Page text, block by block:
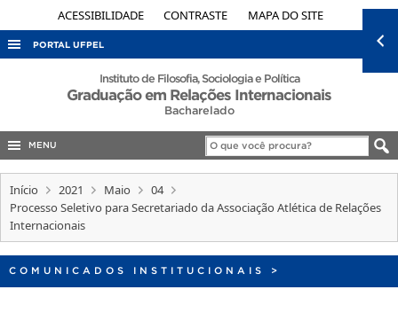
ACESSIBILIDADE CONTRASTE MAPA DO SITE
PORTAL UFPEL
ACESSO À INFORMAÇÃO
EDITAIS
INTERNACIONAL
OUVIDORIA
PORTARIAS
Instituto de Filosofia, Sociologia e Política
Graduação em Relações Internacionais
Bacharelado
MENU
Início 2021 Maio
04
Processo Seletivo para Secretariado da Associação Atlética de Relações
Internacionais
COMUNICADOS INSTITUCIONAIS >